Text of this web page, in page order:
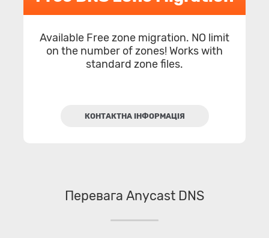
Available Free zone migration. NO limit
on the number of zones! Works with
standard zone files.
КОНТАКТНА ІНФОРМАЦІЯ
Перевага Anycast DNS